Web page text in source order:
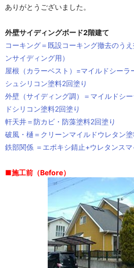
ありがとうございました。
外壁サイディングボード2階建て
コーキング＝既設コーキング撤去のう
ンサイディング用）
屋根（カラーベスト）=マイルドシーラ
シュシリコン塗料2回塗り
外壁（サイディング調）＝マイルドシ
ドシリコン塗料2回塗り
軒天井＝防カビ・防藻塗料2回塗り
破風・樋＝クリーンマイルドウレタン塗
鉄部関係 ＝エポキシ錆止+ウレタンス
■施工前（Before）